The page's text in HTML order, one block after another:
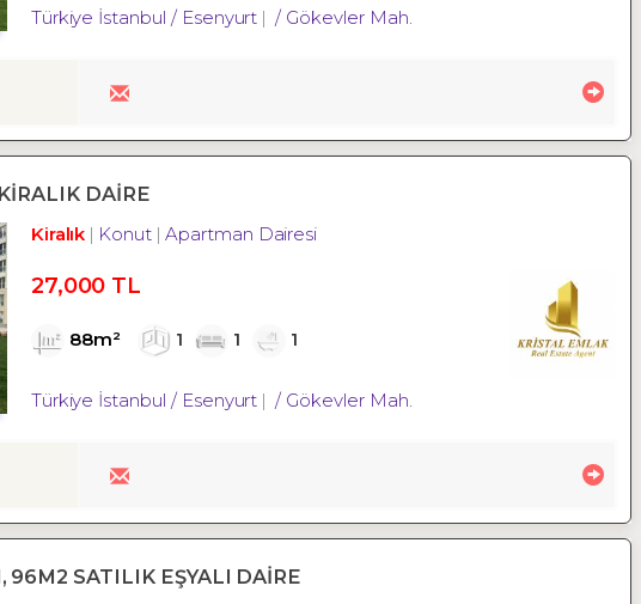
Türkiye İstanbul / Esenyurt / Gökevler Mah.
DAİRE
Kiralık Konut Apartman Dairesi
27,000 TL
88m² 1 1 1
Türkiye İstanbul / Esenyurt / Gökevler Mah.
96M2 SATILIK EŞYALI DAİRE